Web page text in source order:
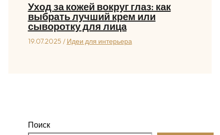
Уход за кожей вокруг глаз: как
выбрать лучший крем или
сыворотку для лица
19.07.2025 / Идеи для интерьера
Поиск